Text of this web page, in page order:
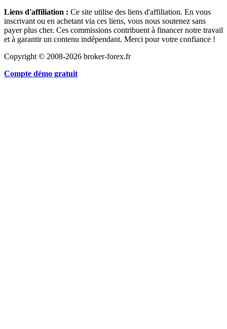
Liens d'affiliation : Ce site utilise des liens d'affiliation. En vous
inscrivant ou en achetant via ces liens, vous nous soutenez sans
payer plus cher. Ces commissions contribuent à financer notre travail
et à garantir un contenu indépendant. Merci pour votre confiance !
Copyright © 2008-2026 broker-forex.fr
Compte démo gratuit